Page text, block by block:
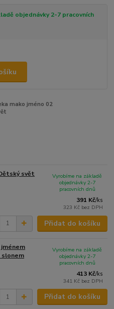
objednávky 2-7 pracovních
mako jméno 02
svět
391 Kč/ks
323 Kč bez DPH
Vyrobíme na základě
objednávky 2-7
pracovních dnů
Přidat do košíku
slonem
413 Kč/ks
341 Kč bez DPH
Vyrobíme na základě
objednávky 2-7
pracovních dnů
Přidat do košíku